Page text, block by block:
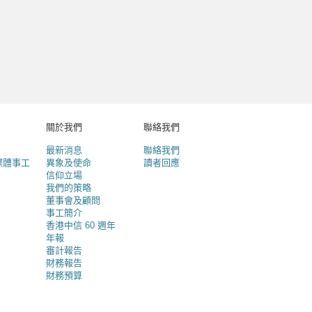
體事工
關於我們
最新消息
異象及使命
信仰立場
我們的策略
董事會及顧問
事工簡介
香港中信 60 週年
年報
審計報告
財務報告
財務預算
聯絡我們
聯絡我們
讀者回應